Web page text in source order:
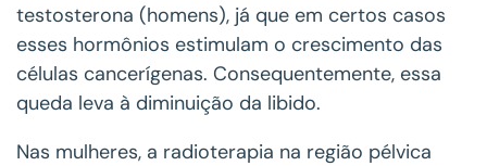
testosterona (homens), já que em certos casos
esses hormônios estimulam o crescimento das
células cancerígenas. Consequentemente, essa
queda leva à diminuição da libido.
Nas mulheres, a radioterapia na região pélvica